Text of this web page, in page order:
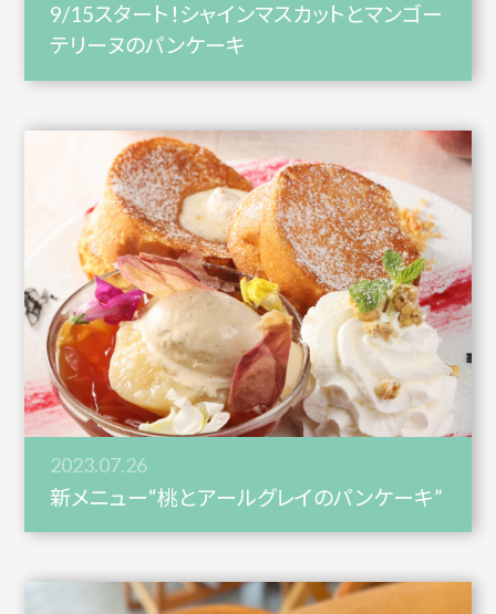
9/15スタート！シャインマスカットとマンゴー
テリーヌのパンケーキ
2023.07.26
新メニュー“桃とアールグレイのパンケーキ”